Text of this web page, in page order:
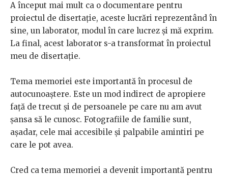
A început mai mult ca o documentare pentru
proiectul de disertație, aceste lucrări reprezentând în
sine, un laborator, modul în care lucrez și mă exprim.
La final, acest laborator s-a transformat în proiectul
meu de disertație.
Tema memoriei este importantă în procesul de
autocunoaștere. Este un mod indirect de apropiere
față de trecut și de persoanele pe care nu am avut
șansa să le cunosc. Fotografiile de familie sunt,
așadar, cele mai accesibile și palpabile amintiri pe
care le pot avea.
Cred ca tema memoriei a devenit importantă pentru